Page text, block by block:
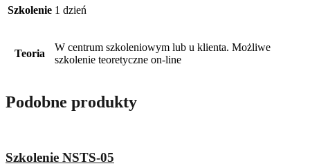
Szkolenie 1 dzień
Teoria
W centrum szkoleniowym lub u klienta. Możliwe
szkolenie teoretyczne on-line
Podobne produkty
Szkolenie NSTS-05